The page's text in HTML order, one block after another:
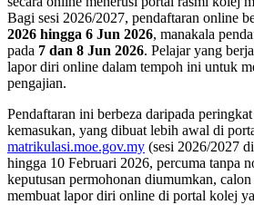
Bagi sesi 2026/2027, pendaftaran online
2026 hingga 6 Jun 2026, manakala
pada 7 dan 8 Jun 2026. Pelajar yang
lapor diri online dalam tempoh ini untuk
pengajian.
Pendaftaran ini berbeza daripada peringkat
kemasukan, yang dibuat lebih awal di
matrikulasi.moe.gov.my (sesi 2026/2027
hingga 10 Februari 2026, percuma tanpa
keputusan permohonan diumumkan,
membuat lapor diri online di portal kolej